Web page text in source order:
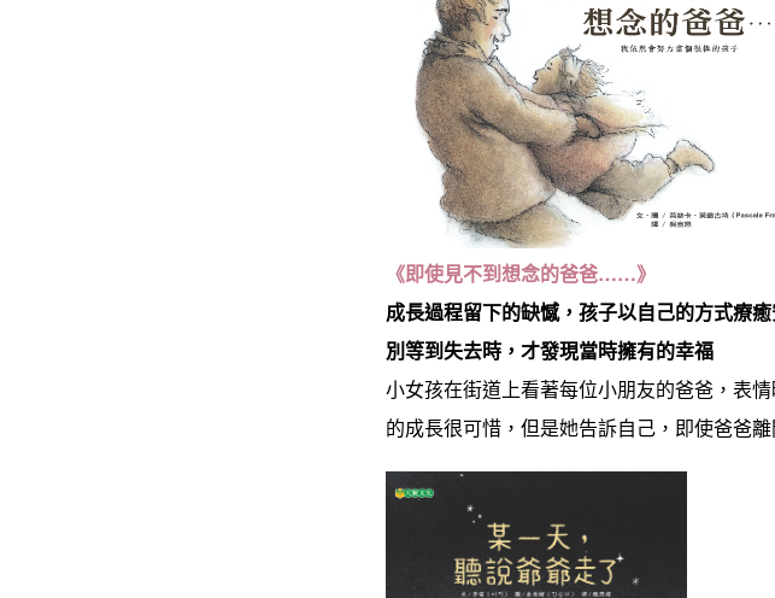
《即使見不到想念的爸爸……》
成長過程留下的缺憾，孩子以自己的方式療
別等到失去時，才發現當時擁有的幸福
小女孩在街道上看著每位小朋友的爸爸，表
的成長很可惜，但是她告訴自己，即使爸爸